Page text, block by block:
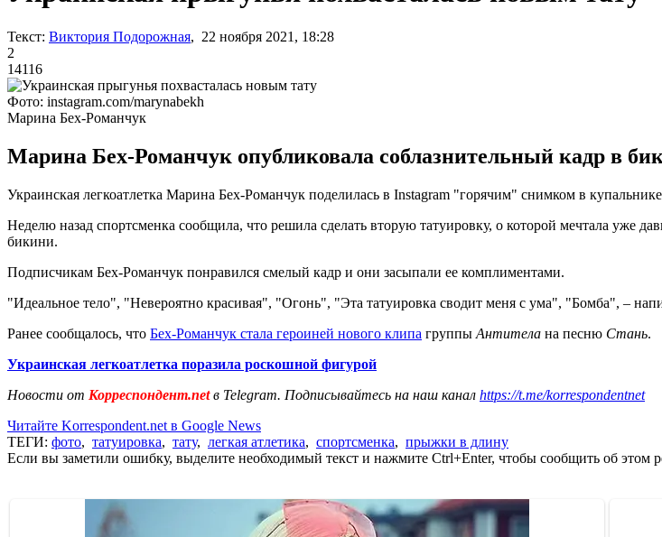
Текст: Виктория Подорожная, 22 ноября 2021, 18:28
2
14116
Фото: instagram.com/marynabekh
Марина Бех-Романчук
Марина Бех-Романчук опубликовала соблазнительный кадр в
Украинская легкоатлетка Марина Бех-Романчук поделилась в Instagram "горячим" снимком в
Неделю назад спортсменка сообщила, что решила сделать вторую татуировку, о которой мечтала уже
бикини.
Подписчикам Бех-Романчук понравился смелый кадр и они засыпали ее комплиментами.
"Идеальное тело", "Невероятно красивая", "Огонь", "Эта татуировка сводит меня с ума", "Бомба", –
Ранее сообщалось, что Бех-Романчук стала героиней нового клипа группы Антитела на песню Стань.
Украинская легкоатлетка поразила роскошной фигурой
Новости от Корреспондент.netв Telegram. Подписывайтесь на наш канал https://t.me/korrespondentnet
Читайте Korrespondent.net в Google News
ТЕГИ: фото, татуировка, тату, легкая атлетика, спортсменка, прыжки в длину
Если вы заметили ошибку, выделите необходимый текст и нажмите Ctrl+Enter, чтобы сообщить об этом